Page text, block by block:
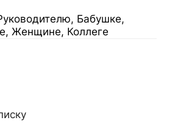
Бабушке,
Женщине, Коллеге